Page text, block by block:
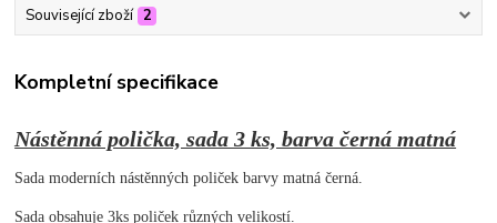
Související zboží 2
Kompletní specifikace
Nástěnná polička, sada 3 ks, barva černá matná
Sada moderních nástěnných poliček barvy matná černá.
Sada obsahuje 3ks poliček různých velikostí.